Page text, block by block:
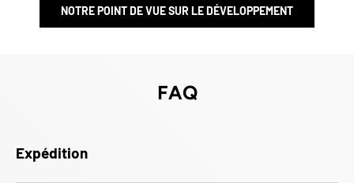
NOTRE POINT DE VUE SUR LE DÉVELOPPEMENT
FAQ
Expédition